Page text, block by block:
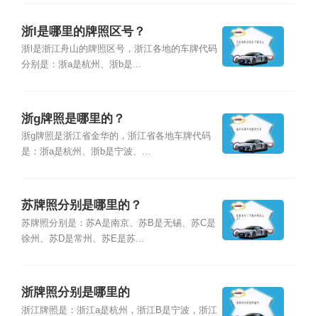
浙l是哪里的牌照区号？
浙l是浙江舟山的牌照区号，浙江各地的车牌代码
分别是：浙a是杭州、浙b是...
浙g牌照是哪里的？
浙g牌照是浙江省金华的，浙江省各地车牌代码
是：浙a是杭州、浙b是宁波、...
苏牌照分别是哪里的？
苏牌照分别是：苏A是南京、苏B是无锡、苏C是
徐州、苏D是常州、苏E是苏...
浙牌照分别是哪里的
浙江牌照是：浙江a是杭州，浙江B是宁波，浙江